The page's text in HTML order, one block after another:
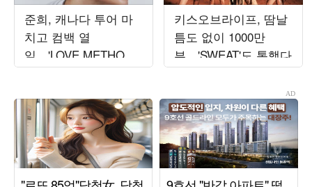
준희, 캐나다 투어 마
치고 컴백 열
일…'LOVE METHOD'
발매
키스오브라이프, 땀날
틈도 없이 1000만
뷰…'SWEAT'도 통했다